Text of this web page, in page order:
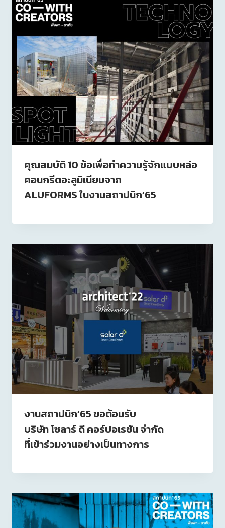
คุณสมบัติ 10 ข้อเพื่อทำความรู้จักแบบหล่อ
คอนกรีตอะลูมิเนียมจาก
ALUFORMS ในงานสถาปนิก’65
งานสถาปนิก’65 ขอต้อนรับ
บริษัท โซลาร์ ดี คอร์ปอเรชัน จำกัด
ที่เข้าร่วมงานอย่างเป็นทางการ